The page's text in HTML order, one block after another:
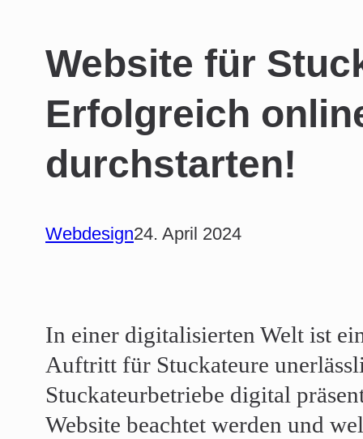
Website für
Erfolgreich
durchstarten!
Webdesign24. April 2024
In einer digitalisierten Welt ist
Auftritt für Stuckateure
Stuckateurbetriebe digital
Website beachtet werden und